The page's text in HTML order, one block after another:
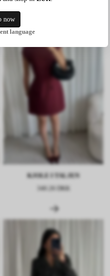
KJOLE I TALJEN
340.26 DKK
now
language